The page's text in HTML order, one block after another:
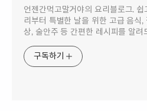
언젠간먹고말거야의 요리블로그. 쉽
리부터 특별한 날을 위한 고급 음식,
상, 술안주 등 간편한 레시피를 알려
구독하기